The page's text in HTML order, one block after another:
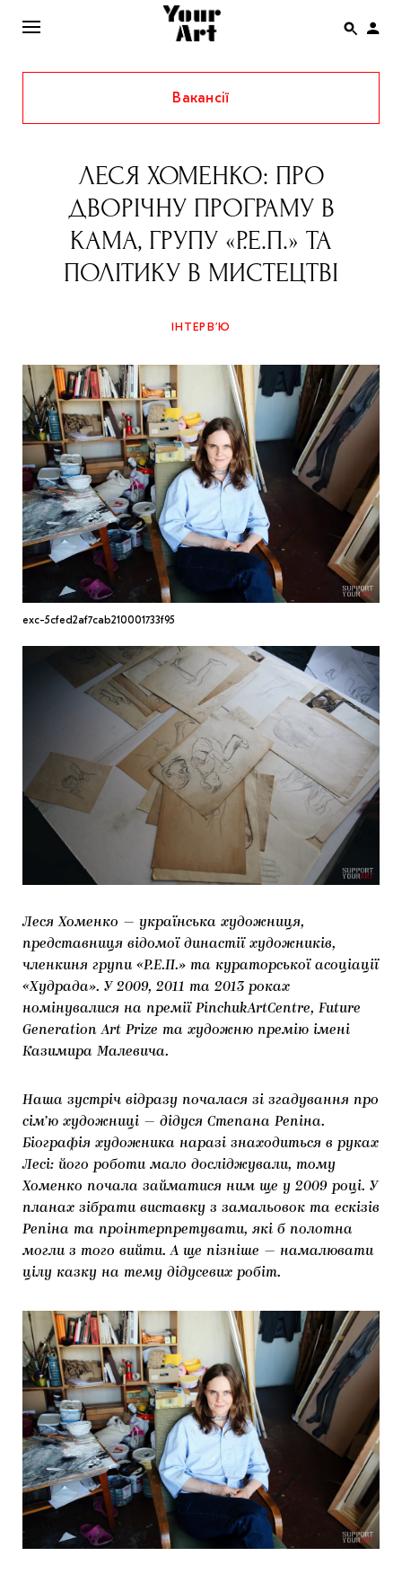
ENG
НОВИНИ
АФІША
ІНТЕРВ’Ю
СТАТТІ
КОЛОНКИ
СПЕЦПРОЄКТИ
2022
МАРІУПОЛЬСЬКІ МАРГІНАЛІЇ
ДОСЛІДНИЦЬКА ПЛАТФОРМА
ЗАПАЛЕННЯ
CARPATHIAN CULT ПРО РІЗДВЯНІ СВЯТА
Вакансії
ЛЕСЯ ХОМЕНКО: ПРО
ДВОРІЧНУ ПРОГРАМУ В
КАМА, ГРУПУ «Р.Е.П.» ТА
ПОЛІТИКУ В МИСТЕЦТВІ
ІНТЕРВ’Ю
exc-5cfed2af7cab210001733f95
Леся Хоменко — українська художниця,
представниця відомої династії художників,
членкиня групи «Р.Е.П.» та кураторської асоціації
«Худрада». У 2009, 2011 та 2013 роках
номінувалися на премії PinchukArtCentre, Future
Generation Art Prize та художню премію імені
Казимира Малевича.
Наша зустріч відразу почалася зі згадування про
сім’ю художниці — дідуся Степана Репіна.
Біографія художника наразі знаходиться в руках
Лесі: його роботи мало досліджували, тому
Хоменко почала займатися ним ще у 2009 році. У
планах зібрати виставку з замальовок та ескізів
Репіна та проінтерпретувати, які б полотна
могли з того вийти. А ще пізніше — намалювати
цілу казку на тему дідусевих робіт.